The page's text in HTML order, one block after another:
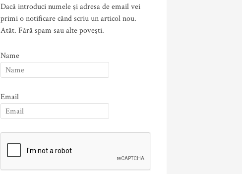
Dacă introduci numele şi adresa de email vei
primi o notificare când scriu un articol nou.
Atât. Fără spam sau alte poveşti.
Name
Email